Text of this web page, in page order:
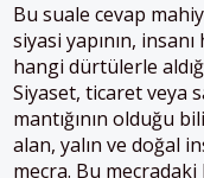
Bu suale cevap
siyasi yapının,
hangi dürtülerle
Siyaset, ticaret veya
mantığının olduğu
alan, yalın ve doğal
mecra. Bu